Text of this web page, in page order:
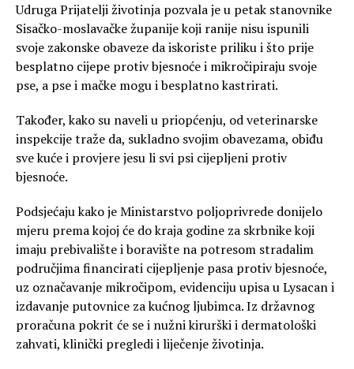
Udruga Prijatelji životinja pozvala je u petak stanovnike
Sisačko-moslavačke županije koji ranije nisu ispunili
svoje zakonske obaveze da iskoriste priliku i što prije
besplatno cijepe protiv bjesnoće i mikročipiraju svoje
pse, a pse i mačke mogu i besplatno kastrirati.
Također, kako su naveli u priopćenju, od veterinarske
inspekcije traže da, sukladno svojim obavezama, obiđu
sve kuće i provjere jesu li svi psi cijepljeni protiv
bjesnoće.
Podsjećaju kako je Ministarstvo poljoprivrede donijelo
mjeru prema kojoj će do kraja godine za skrbnike koji
imaju prebivalište i boravište na potresom stradalim
područjima financirati cijepljenje pasa protiv bjesnoće,
uz označavanje mikročipom, evidenciju upisa u Lysacan i
izdavanje putovnice za kućnog ljubimca. Iz državnog
proračuna pokrit će se i nužni kirurški i dermatološki
zahvati, klinički pregledi i liječenje životinja.